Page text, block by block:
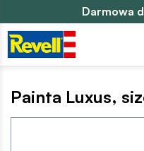
Darmowa
Painta Luxus,